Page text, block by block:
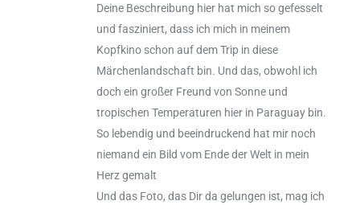
Deine Beschreibung hier hat mich so gefesselt
und fasziniert, dass ich mich in meinem
Kopfkino schon auf dem Trip in diese
Märchenlandschaft bin. Und das, obwohl ich
doch ein großer Freund von Sonne und
tropischen Temperaturen hier in Paraguay bin.
So lebendig und beeindruckend hat mir noch
niemand ein Bild vom Ende der Welt in mein
Herz gemalt
Und das Foto, das Dir da gelungen ist, mag ich